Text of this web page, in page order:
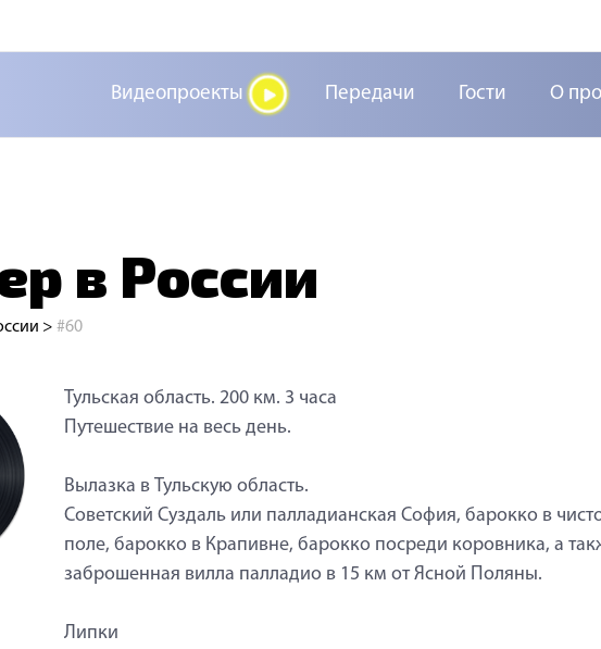
Видеопроекты Передачи Гости О
в России
> #60
Тульская область. 200 км. 3 часа
Путешествие на весь день.
Вылазка в Тульскую область.
Советский Суздаль или палладианская София, барокко в
поле, барокко в Крапивне, барокко посреди коровника, а
заброшенная вилла палладио в 15 км от Ясной Поляны.
Липки